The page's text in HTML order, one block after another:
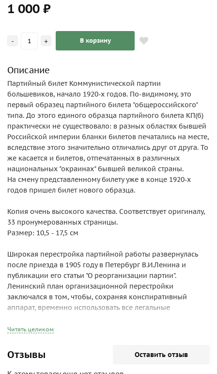
1 000 ₽
- + В корзину
Описание
Партийный билет Коммунистической партии
большевиков, начало 1920-х годов. По-видимому, это
первый образец партийного билета "общероссийского"
типа. До этого единого образца партийного билета КП(б)
практически не существовало: в разных областях бывшей
Российской империи бланки билетов печатались на месте,
вследствие этого значительно отличались друг от друга. То
же касается и билетов, отпечатанных в различных
национальных "окраинах" бывшей великой страны.
На смену представленному билету уже в конце 1920-х
годов пришел билет нового образца.
Копия очень высокого качества. Соответствует оригиналу,
33 пронумерованных страницы.
Размер: 10,5 - 17,5 см
Широкая перестройка партийной работы развернулась
после приезда в 1905 году в Петербург В.И.Ленина и
публикации его статьи "О реорганизации партии".
Ленинский план организационной перестройки
заключался в том, чтобы, сохраняя конспиративный
аппарат, временно использовать все легальные
революции, создать открытые и полуоткрытые партийные
тогда и появились первые членские билеты в некоторых
партийных организациях.
Можно предполагать, что членские билеты РСДРП
Читать целиком
Отзывы Оставить отзыв